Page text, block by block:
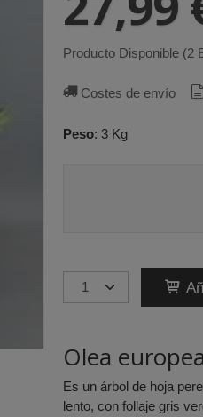
Producto Disponible (2
Costes de envío
Peso: 3 Kg
Olea
Es un árbol de hoja
lento, con follaje gris